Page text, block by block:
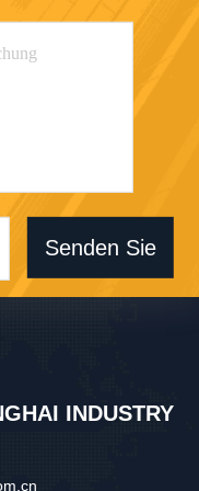
Senden Sie
INDUSTRY